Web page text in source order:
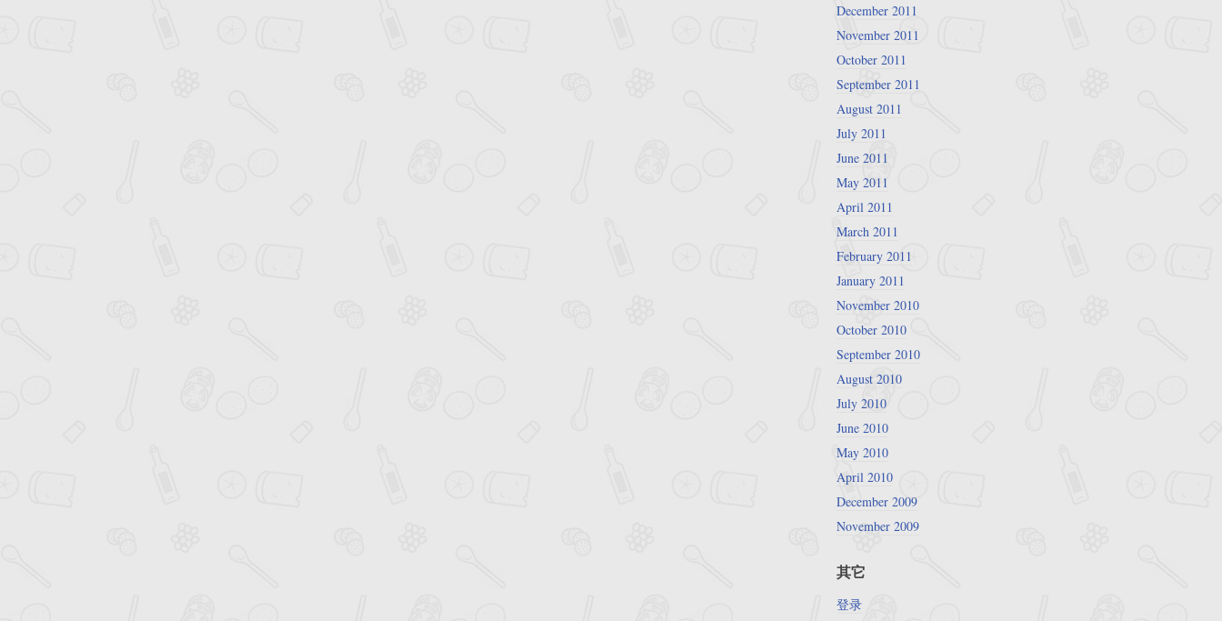
December 2011
November 2011
October 2011
September 2011
August 2011
July 2011
June 2011
May 2011
April 2011
March 2011
February 2011
January 2011
November 2010
October 2010
September 2010
August 2010
July 2010
June 2010
May 2010
April 2010
December 2009
November 2009
其它
登录